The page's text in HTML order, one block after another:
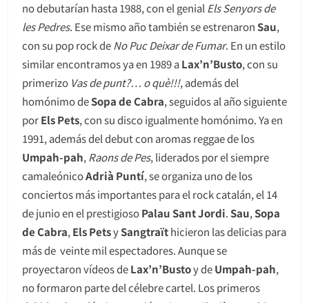
no debutarían hasta 1988, con el genialEls Senyors de
les Pedres. Ese mismo año también se estrenaronSau,
con su pop rock deNo Puc Deixar de Fumar. En un estilo
similar encontramos ya en 1989 aLax’n’Busto, con su
primerizo Vas de punt?… o què!!!, además del
homónimo deSopa de Cabra, seguidos al año siguiente
porEls Pets, con su disco igualmente homónimo. Ya en
1991, además del debut con aromas reggae de los
Umpah-pah,Raons de Pes, liderados por el siempre
camaleónicoAdrià Puntí, se organiza uno de los
conciertos más importantes para el rock catalán, el 14
de junio en el prestigiosoPalau Sant Jordi.Sau,Sopa
de Cabra,Els PetsySangtraïthicieron las delicias para
más de veinte mil espectadores. Aunque se
proyectaron vídeos deLax’n’Bustoy deUmpah-pah,
no formaron parte del célebre cartel. Los primeros